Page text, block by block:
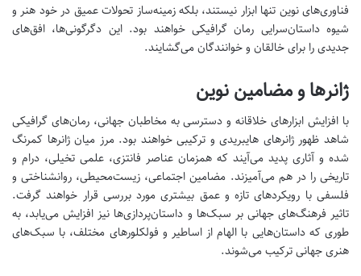
فناوری‌های نوین تنها ابزار نیستند، بلکه زمینه‌ساز تحولات عمیق در خود هنر و
شیوه داستان‌سرایی رمان گرافیکی خواهند بود. این دگرگونی‌ها، افق‌های
جدیدی را برای خالقان و خوانندگان می‌گشایند.
ژانرها و مضامین نوین
با افزایش ابزارهای خلاقانه و دسترسی به مخاطبان جهانی، رمان‌های گرافیکی
شاهد ظهور ژانرهای هایبریدی و ترکیبی خواهند بود. مرز میان ژانرها کمرنگ
شده و آثاری پدید می‌آیند که همزمان عناصر فانتزی، علمی تخیلی، درام و
تاریخی را در هم می‌آمیزند. مضامین اجتماعی، زیست‌محیطی، روانشناختی و
فلسفی با رویکردهای تازه و عمق بیشتری مورد بررسی قرار خواهند گرفت.
تاثیر فرهنگ‌های جهانی بر سبک‌ها و داستان‌پردازی‌ها نیز افزایش می‌یابد، به
طوری که داستان‌هایی با الهام از اساطیر و فولکلورهای مختلف، با سبک‌های
هنری جهانی ترکیب می‌شوند.